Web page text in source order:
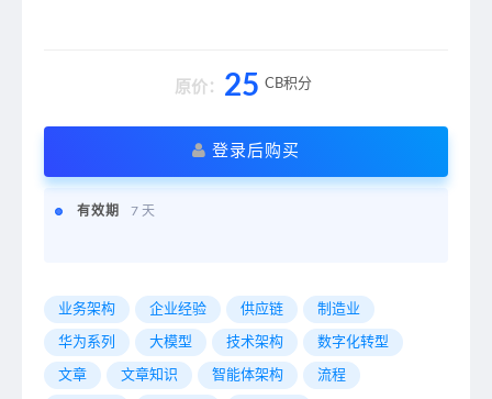
原价： 25 CB积分
登录后购买
有效期 7 天
业务架构 企业经验 供应链 制造业
华为系列 大模型 技术架构 数字化转型
文章 文章知识 智能体架构 流程